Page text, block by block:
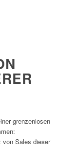
grenzenlosen
von Sales dieser